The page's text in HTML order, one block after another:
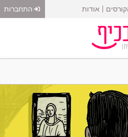
אודות התחברות